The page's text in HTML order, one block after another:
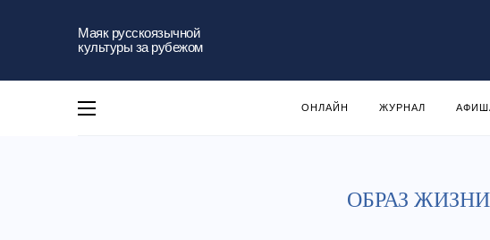
Маяк русскоязычной
культуры за рубежом
ОНЛАЙН ЖУРНАЛ
ОБРАЗ ЖИЗНИ